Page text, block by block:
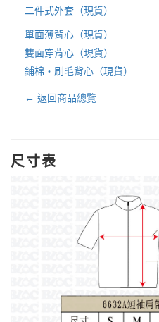
二件式外套（現貨）
單面薄背心（現貨）
雙面穿背心（現貨）
鋪棉・刷毛背心（現貨）
← 返回商品總覽
尺寸表